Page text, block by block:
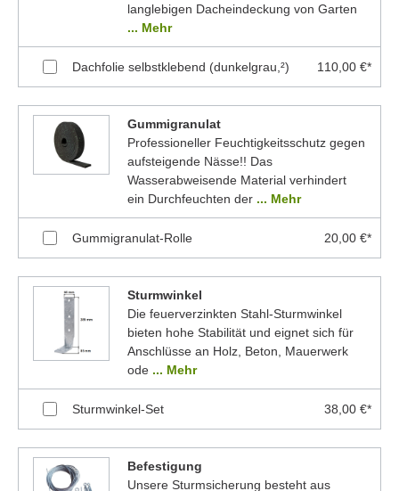
langlebigen Dacheindeckung von Garten
... Mehr
Dachfolie selbstklebend (dunkelgrau,²) 110,00 €*
Gummigranulat
Professioneller Feuchtigkeitsschutz gegen
aufsteigende Nässe!! Das
Wasserabweisende Material verhindert
ein Durchfeuchten der ... Mehr
Gummigranulat-Rolle 20,00 €*
Sturmwinkel
Die feuerverzinkten Stahl-Sturmwinkel
bieten hohe Stabilität und eignet sich für
Anschlüsse an Holz, Beton, Mauerwerk
ode ... Mehr
Sturmwinkel-Set 38,00 €*
Befestigung
Unsere Sturmsicherung besteht aus